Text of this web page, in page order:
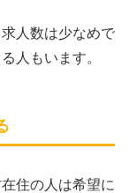
人数は少なめで
人もいます。
住の人は希望に